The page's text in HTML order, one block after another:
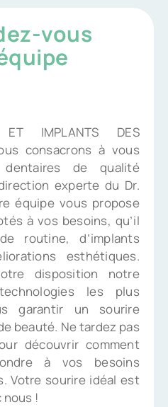
vous
ET IMPLANTS DES
consacrons à vous
de qualité
experte du Dr.
équipe vous propose
à vos besoins, qu’il
routine, d’implants
esthétiques.
disposition notre
les plus
garantir un sourire
beauté. Ne tardez pas
découvrir comment
à vos besoins
Votre sourire idéal est
nous !